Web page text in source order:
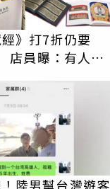
》打7折仍要
員曝：有人原
陸男幫台灣遊客